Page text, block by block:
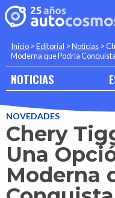
Inicio >Editorial >Noticias >
Moderna que Podría
NOTICIAS
NOVEDADES
Chery
Una
Moderna